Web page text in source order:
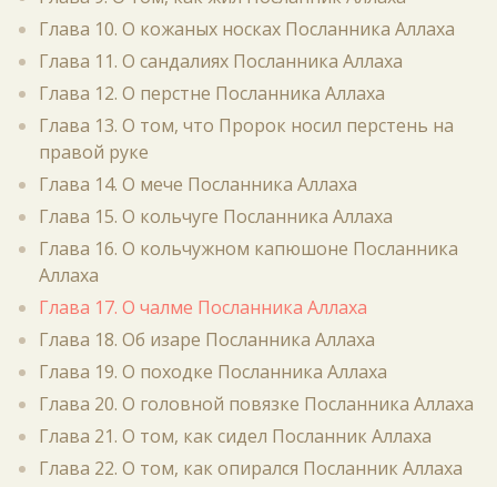
Глава 10. О кожаных носках Посланника Аллаха
Глава 11. О сандалиях Посланника Аллаха
Глава 12. О перстне Посланника Аллаха
Глава 13. О том, что Пророк носил перстень на
правой руке
Глава 14. О мече Посланника Аллаха
Глава 15. О кольчуге Посланника Аллаха
Глава 16. О кольчужном капюшоне Посланника
Аллаха
Глава 17. О чалме Посланника Аллаха
Глава 18. Об изаре Посланника Аллаха
Глава 19. О походке Посланника Аллаха
Глава 20. О головной повязке Посланника Аллаха
Глава 21. О том, как сидел Посланник Аллаха
Глава 22. О том, как опирался Посланник Аллаха